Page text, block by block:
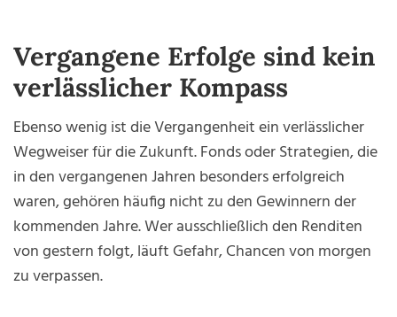
Vergangene Erfolge sind kein
verlässlicher Kompass
Ebenso wenig ist die Vergangenheit ein verlässlicher
Wegweiser für die Zukunft. Fonds oder Strategien, die
in den vergangenen Jahren besonders erfolgreich
waren, gehören häufig nicht zu den Gewinnern der
kommenden Jahre. Wer ausschließlich den Renditen
von gestern folgt, läuft Gefahr, Chancen von morgen
zu verpassen.